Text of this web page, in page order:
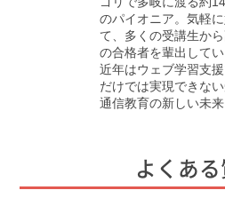
のパイオニア。気軽
て、多くの受講生か
の合格者を輩出してい
近年はウェブ学習支
だけでは実現できな
通信教育の新しい未
よくあ